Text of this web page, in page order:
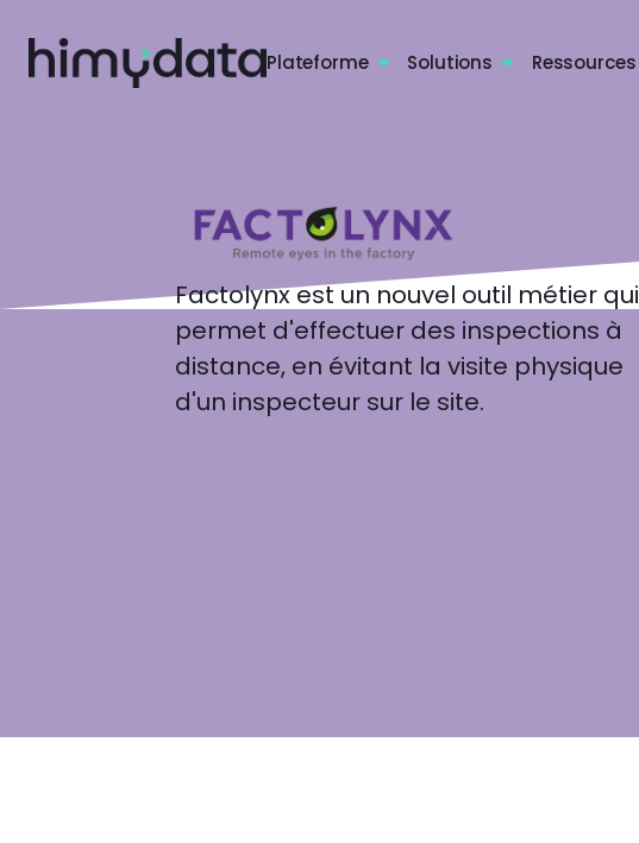
Plateforme  Solutions  Ressources
Factolynx est un nouvel outil métier qui
permet d'effectuer des inspections à
distance, en évitant la visite physique
d'un inspecteur sur le site.